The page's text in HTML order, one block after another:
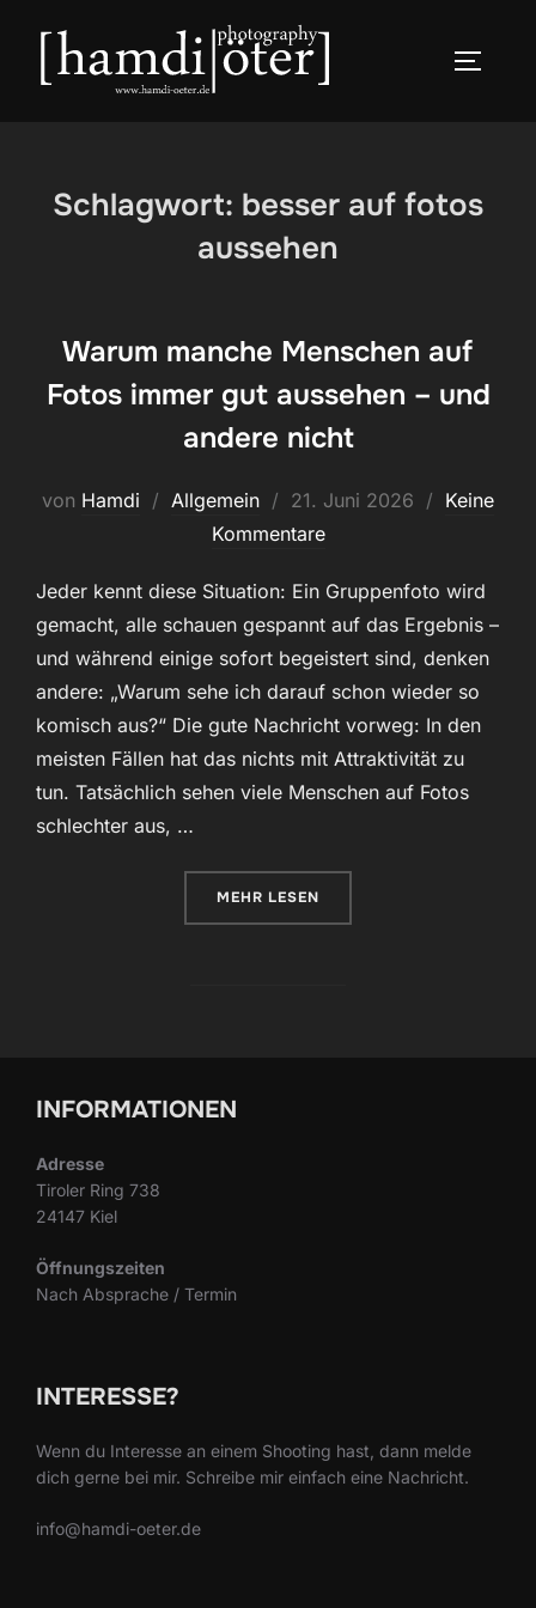
springen
Schlagwort: besser auf fotos
aussehen
Warum manche Menschen auf
Fotos immer gut aussehen – und
andere nicht
von Hamdi Allgemein
Veröffentlicht
am
21. Juni 2026
Keine
Kommentare
Jeder kennt diese Situation: Ein Gruppenfoto wird
gemacht, alle schauen gespannt auf das Ergebnis –
und während einige sofort begeistert sind, denken
andere: „Warum sehe ich darauf schon wieder so
komisch aus?“ Die gute Nachricht vorweg: In den
meisten Fällen hat das nichts mit Attraktivität zu
tun. Tatsächlich sehen viele Menschen auf Fotos
schlechter aus, …
MEHR ÜBER „WARUM MANCHE
LESEN
INFORMATIONEN
Adresse
Tiroler Ring 738
24147 Kiel
Öffnungszeiten
Nach Absprache / Termin
INTERESSE?
Wenn du Interesse an einem Shooting hast, dann melde
dich gerne bei mir. Schreibe mir einfach eine Nachricht.
info@hamdi-oeter.de